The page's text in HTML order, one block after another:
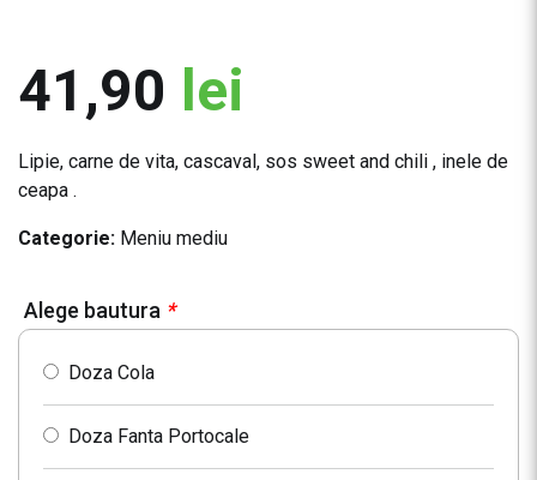
41,90 lei
Lipie, carne de vita, cascaval, sos sweet and chili , inele de
ceapa .
Categorie: Meniu mediu
Alege bautura *
Doza Cola
Doza Fanta Portocale